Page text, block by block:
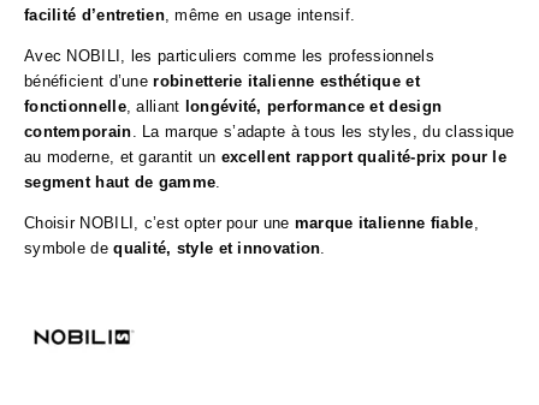
facilité d’entretien, même en usage intensif.
Avec NOBILI, les particuliers comme les professionnels
bénéficient d’unerobinetterie italienne esthétique et
fonctionnelle, alliant longévité, performance et design
contemporain. La marque s’adapte à tous les styles, du classique
au moderne, et garantit un excellent rapport qualité-prix pour le
segment haut de gamme.
Choisir NOBILI, c’est opter pour une marque italienne fiable,
symbole dequalité, style et innovation.